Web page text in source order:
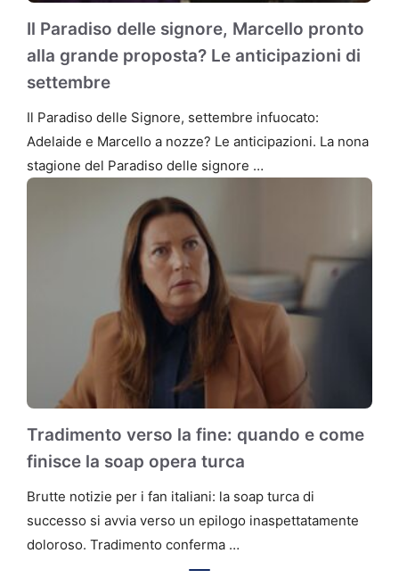
Il Paradiso delle signore, Marcello pronto
alla grande proposta? Le anticipazioni di
settembre
Il Paradiso delle Signore, settembre infuocato:
Adelaide e Marcello a nozze? Le anticipazioni. La nona
stagione del Paradiso delle signore …
Tradimento verso la fine: quando e come
finisce la soap opera turca
Brutte notizie per i fan italiani: la soap turca di
successo si avvia verso un epilogo inaspettatamente
doloroso. Tradimento conferma …